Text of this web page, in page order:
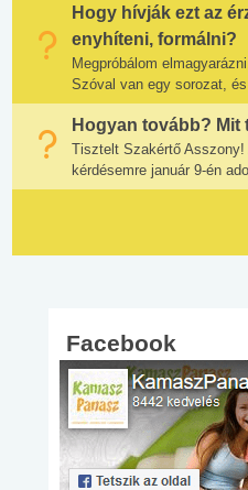
Hogy hívják ezt az
enyhíteni, formálni?
Megpróbálom
Szóval van egy sorozat,
Hogyan tovább? Mit
Tisztelt Szakértő
kérdésemre január 9-én
Facebook